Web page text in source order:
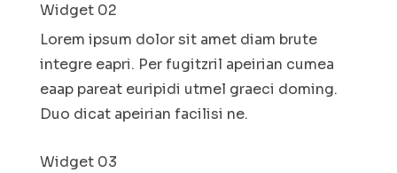
Widget 02
Lorem ipsum dolor sit amet diam brute
integre eapri. Per fugitzril apeirian cumea
eaap pareat euripidi utmel graeci doming.
Duo dicat apeirian facilisi ne.
Widget 03